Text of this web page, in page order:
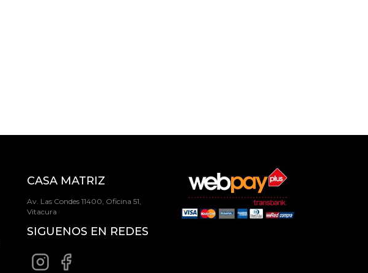
CASA MATRIZ
Av. Las Condes 11400, Oficina 51,
Vitacura
SIGUENOS EN REDES